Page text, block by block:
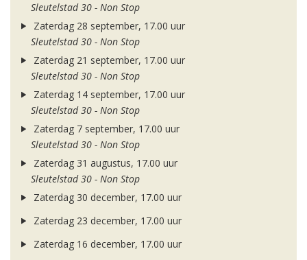
Sleutelstad 30 - Non Stop
Zaterdag 28 september, 17.00 uur
Sleutelstad 30 - Non Stop
Zaterdag 21 september, 17.00 uur
Sleutelstad 30 - Non Stop
Zaterdag 14 september, 17.00 uur
Sleutelstad 30 - Non Stop
Zaterdag 7 september, 17.00 uur
Sleutelstad 30 - Non Stop
Zaterdag 31 augustus, 17.00 uur
Sleutelstad 30 - Non Stop
Zaterdag 30 december, 17.00 uur
Zaterdag 23 december, 17.00 uur
Zaterdag 16 december, 17.00 uur